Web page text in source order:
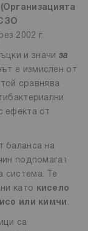
2002 г.
и значи за
е измислен от
сравнява
ефекта от
баланса на
подпомагат
система. Те
като
кисело
или кимчи .
са